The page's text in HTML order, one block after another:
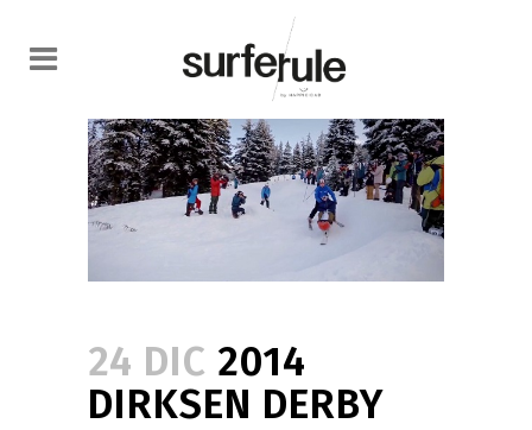
24 DIC 2014
DIRKSEN DERBY